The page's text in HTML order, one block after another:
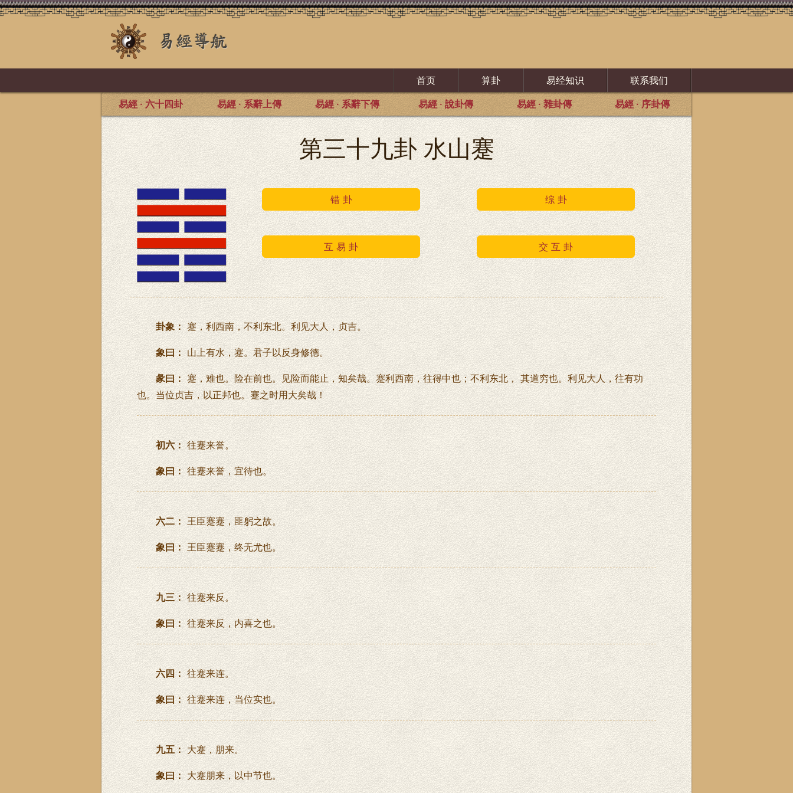
首页 算卦 易经知识
联系我们
易經 · 六十四卦
易經 · 系辭上傳 易經 · 系辭下傳 易經 · 說卦傳 易經 · 雜卦傳 易經 · 序卦傳
第三十九卦 水山蹇
错 卦 综 卦
互 易 卦 交 互 卦
卦象：蹇，利西南，不利东北。利见大人，贞吉。
象曰：山上有水，蹇。君子以反身修德。
彖曰：蹇，难也。险在前也。见险而能止，知矣哉。蹇利西南，往得中也；不利东北， 其道穷也。利见大人，往有功
也。当位贞吉，以正邦也。蹇之时用大矣哉！
初六：往蹇来誉。
象曰：往蹇来誉，宜待也。
六二：王臣蹇蹇，匪躬之故。
象曰：王臣蹇蹇，终无尤也。
九三：往蹇来反。
象曰：往蹇来反，内喜之也。
六四：往蹇来连。
象曰：往蹇来连，当位实也。
九五：大蹇，朋来。
象曰：大蹇朋来，以中节也。